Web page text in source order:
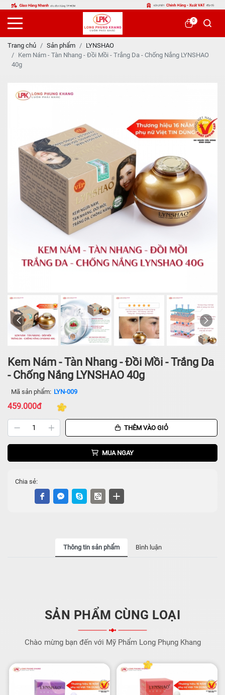
0
Trang chủ Sản phẩm
LYNSHAO
Kem Nám - Tàn Nhang - Đồi Mồi - Trắng Da - Chống Nắng LYNSHAO
40g
Kem Nám - Tàn Nhang - Đồi Mồi - Trắng Da
- Chống Nắng LYNSHAO 40g
Mã sản phẩm: LYN-009
459.000đ
THÊM VÀO GIỎ
MUA NGAY
Chia sẻ:
Thông tin sản phẩm Bình luận
SẢN PHẨM CÙNG LOẠI
Chào mừng bạn đến với Mỹ Phẩm Long Phụng Khang